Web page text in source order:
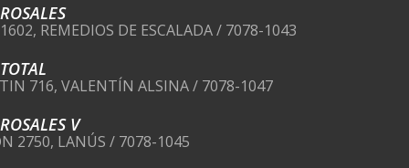
REMEDIOS DE ESCALADA / 7078-1043
716, VALENTÍN ALSINA / 7078-1047
V
2750, LANÚS / 7078-1045